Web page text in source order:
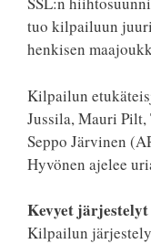
tuo kilpailuun
henkisen
Kilpailun
Jussila, Mauri
Seppo Järvinen
Hyvönen ajelee
Kevyet
Kilpailun